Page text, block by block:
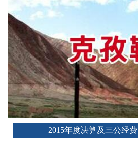
2015年度决算及三公经费